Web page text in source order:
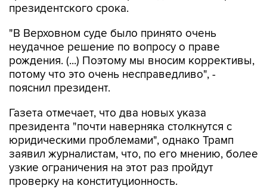
президентского срока.
"В Верховном суде было принято очень
неудачное решение по вопросу о праве
рождения. (...) Поэтому мы вносим коррективы,
потому что это очень несправедливо", -
пояснил президент.
Газета отмечает, что два новых указа
президента "почти наверняка столкнутся с
юридическими проблемами", однако Трамп
заявил журналистам, что, по его мнению, более
узкие ограничения на этот раз пройдут
проверку на конституционность.